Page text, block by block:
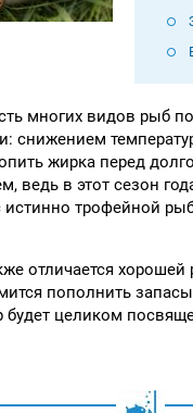
многих видов рыб
снижением
жирка перед
ведь в этот сезон
трофейной
отличается хорошей
пополнить
целиком